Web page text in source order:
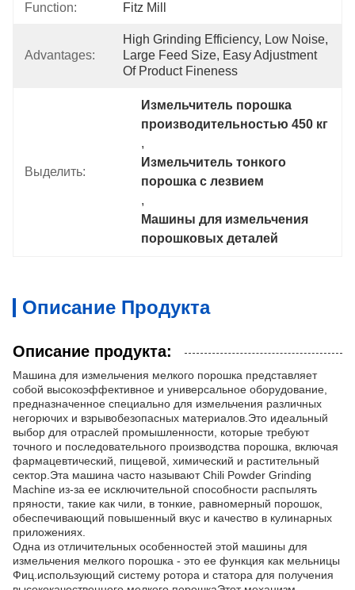
Function: Fitz Mill
Advantages:
High Grinding Efficiency, Low Noise,
Large Feed Size, Easy Adjustment
Of Product Fineness
Выделить:
Измельчитель порошка
производительностью 450 кг
,
Измельчитель тонкого
порошка с лезвием
,
Машины для измельчения
порошковых деталей
Описание Продукта
Описание продукта:
Машина для измельчения мелкого порошка представляет
собой высокоэффективное и универсальное оборудование,
предназначенное специально для измельчения различных
негорючих и взрывобезопасных материалов.Это идеальный
выбор для отраслей промышленности, которые требуют
точного и последовательного производства порошка, включая
фармацевтический, пищевой, химический и растительный
сектор.Эта машина часто называют Chili Powder Grinding
Machine из-за ее исключительной способности распылять
пряности, такие как чили, в тонкие, равномерный порошок,
обеспечивающий повышенный вкус и качество в кулинарных
приложениях.
Одна из отличительных особенностей этой машины для
измельчения мелкого порошка - это ее функция как мельницы
Фиц.использующий систему ротора и статора для получения